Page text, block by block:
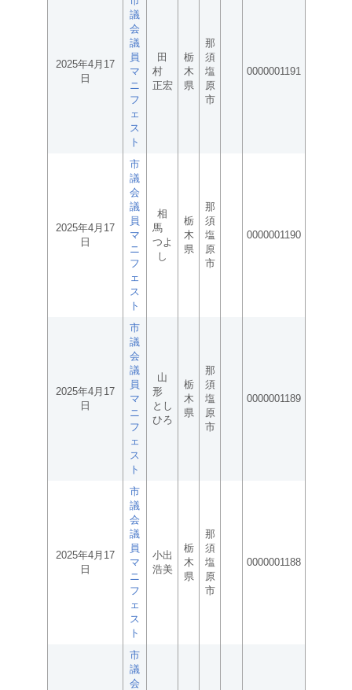
2025年4月17
日
議
会
議
員
マ
ニ
フ
ェ
ス
ト
田
村
正宏
栃
木
県
那
須
塩
原
市
0000001191
2025年4月17
日
市
議
会
議
員
マ
ニ
フ
ェ
ス
ト
相
馬
つよ
し
栃
木
県
那
須
塩
原
市
0000001190
2025年4月17
日
市
議
会
議
員
マ
ニ
フ
ェ
ス
ト
山
形
とし
ひろ
栃
木
県
那
須
塩
原
市
0000001189
2025年4月17
日
市
議
会
議
員
マ
ニ
フ
ェ
ス
ト
小出
浩美
栃
木
県
那
須
塩
原
市
0000001188
市
議
会